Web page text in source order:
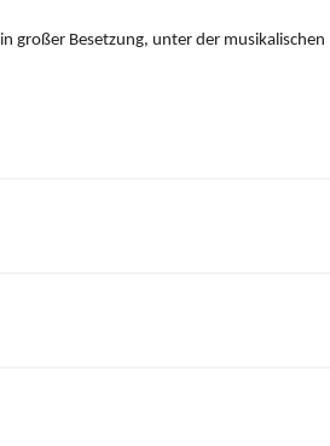
in großer Besetzung, unter der musikalischen